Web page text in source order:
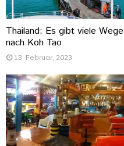
Thailand: Es gibt viele Wege
nach Koh Tao
13. Februar, 2023